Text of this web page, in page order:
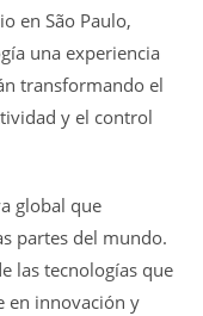
en São Paulo,
una experiencia
transformando el
y el control
global que
partes del mundo.
las tecnologías que
en innovación y